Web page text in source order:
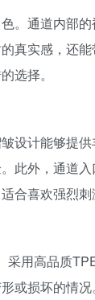
。通道内部
真实感，还
选择。
设计能够提
此外，通道
合喜欢强烈刺
用高品质
或损坏的情